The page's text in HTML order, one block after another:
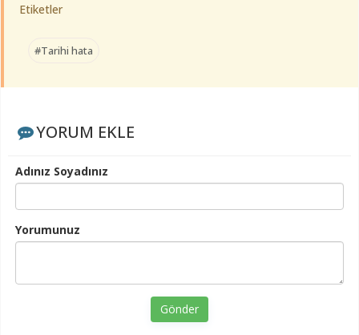
Etiketler
#Tarihi hata
YORUM EKLE
Adınız Soyadınız
Yorumunuz
Gönder